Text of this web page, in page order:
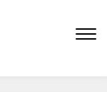
المحتوى